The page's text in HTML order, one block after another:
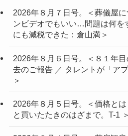
2026年８月７日号。＜葬儀屋
ンビデオでもいい…問題は何を
にも減税できた：倉山満＞
2026年８月６日号。＜８１年
去のご報告 ／ タレントが「ア
＞
2026年８月５日号。＜価格と
と買いたたきのはざまで。T-1 ＞